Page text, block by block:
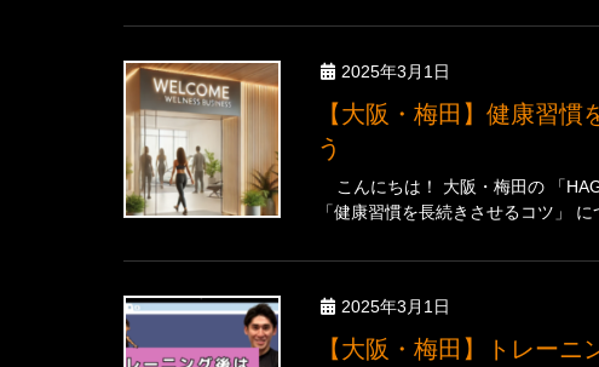
2025年3月1日
【大阪・梅田】健康習慣を続けるコツ：まずは小さな一歩から始めよ
う
こんにちは！ 大阪・梅田の 「
「健康習慣を長続きさせるコツ」
2025年3月1日
【大阪・梅田】トレーニング後は温める？冷やす？最新科学が教える